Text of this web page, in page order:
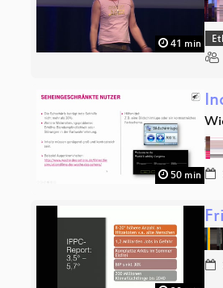
41 min
50 min